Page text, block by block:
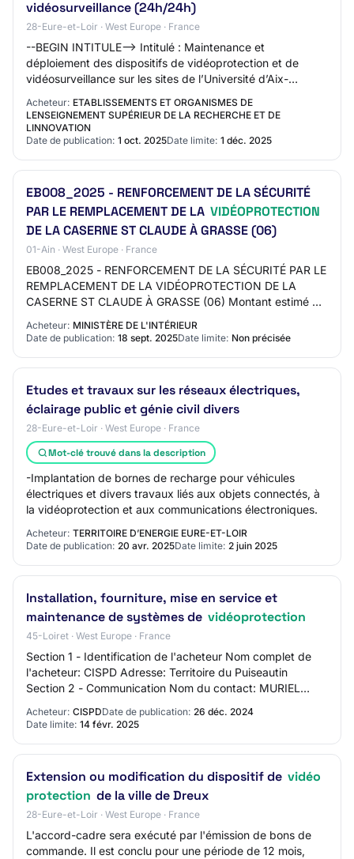
vidéosurveillance (24h/24h)
28-Eure-et-Loir · West Europe · France
--BEGIN INTITULE--> Intitulé : Maintenance et
déploiement des dispositifs de vidéoprotection et de
vidéosurveillance sur les sites de l’Université d’Aix-
Acheteur: ETABLISSEMENTS ET ORGANISMES DE
LENSEIGNEMENT SUPÉRIEUR DE LA RECHERCHE ET DE
LINNOVATION
Date de publication: 1 oct. 2025Date limite: 1 déc. 2025
EB008_2025 - RENFORCEMENT DE LA SÉCURITÉ
PAR LE REMPLACEMENT DE LA VIDÉOPROTECTION
DE LA CASERNE ST CLAUDE À GRASSE (06)
01-Ain · West Europe · France
EB008_2025 - RENFORCEMENT DE LA SÉCURITÉ PAR LE
REMPLACEMENT DE LA VIDÉOPROTECTION DE LA
CASERNE ST CLAUDE À GRASSE (06) Montant estimé du
marché: 50000 EURO Date cible de publication (Attention
: Da…
Acheteur: MINISTÈRE DE L'INTÉRIEUR
Date de publication: 18 sept. 2025Date limite: Non précisée
Etudes et travaux sur les réseaux électriques,
éclairage public et génie civil divers
28-Eure-et-Loir · West Europe · France
Mot-clé trouvé dans la description
-Implantation de bornes de recharge pour véhicules
électriques et divers travaux liés aux objets connectés, à
la vidéoprotection et aux communications électroniques.
Acheteur: TERRITOIRE D’ENERGIE EURE-ET-LOIR
Date de publication: 20 avr. 2025Date limite: 2 juin 2025
Installation, fourniture, mise en service et
maintenance de systèmes de vidéoprotection
45-Loiret · West Europe · France
Section 1 - Identification de l'acheteur Nom complet de
l'acheteur: CISPD Adresse: Territoire du Puiseautin
Section 2 - Communication Nom du contact: MURIEL
Acheteur: CISPDDate de publication: 26 déc. 2024
Date limite: 14 févr. 2025
Extension ou modification du dispositif de vidéo
protection de la ville de Dreux
28-Eure-et-Loir · West Europe · France
L'accord-cadre sera exécuté par l'émission de bons de
commande. Il est conclu pour une période de 12 mois,